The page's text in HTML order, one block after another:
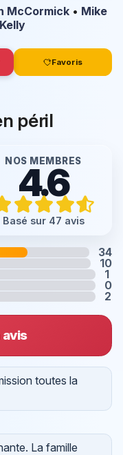
McCormick • Mike
Favoris
péril
NOS MEMBRES
4.6
Basé sur 47 avis
34
10
1
0
2
toutes la
La famille